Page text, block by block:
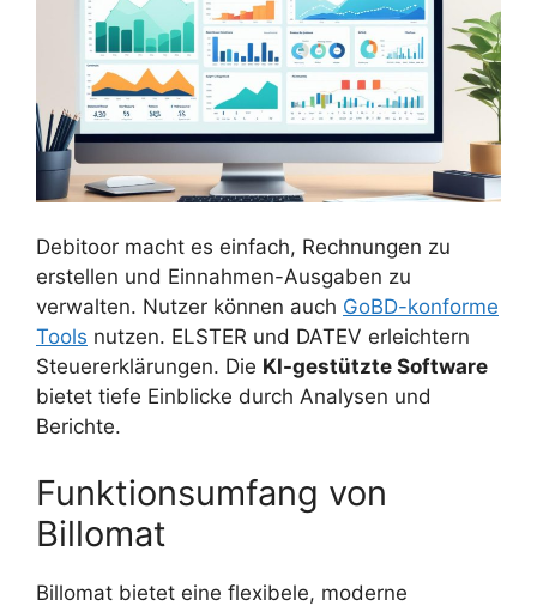
Debitoor macht es einfach, Rechnungen zu
erstellen und Einnahmen-Ausgaben zu
verwalten. Nutzer können auch GoBD-konforme
Tools nutzen. ELSTER und DATEV erleichtern
Steuererklärungen. Die KI-gestützte Software
bietet tiefe Einblicke durch Analysen und
Berichte.
Funktionsumfang von
Billomat
Billomat bietet eine flexibele, moderne